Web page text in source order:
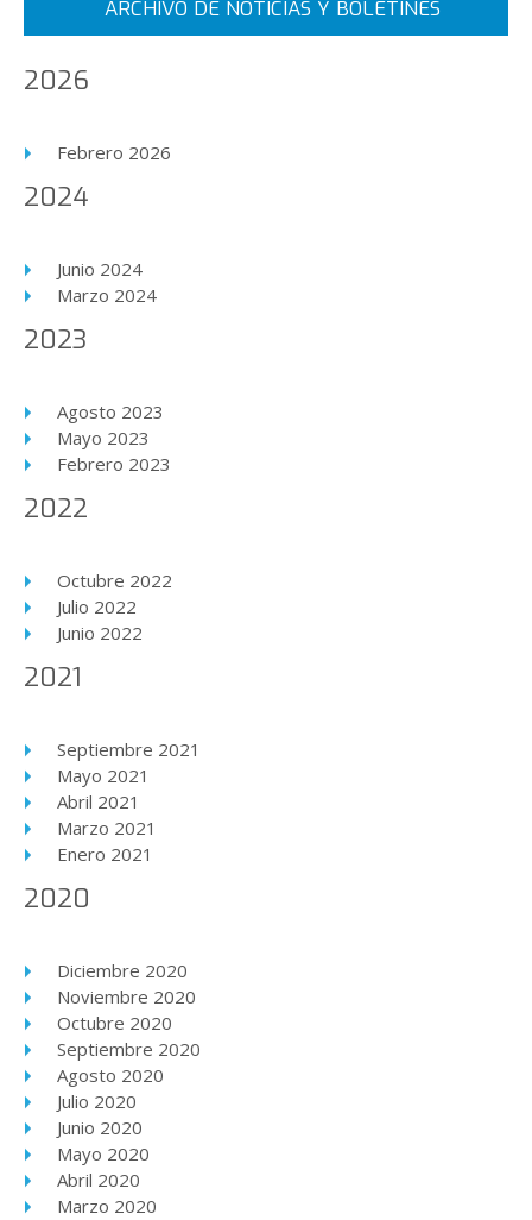
ARCHIVO DE NOTICIAS Y BOLETINES
2026
Febrero 2026
2024
Junio 2024
Marzo 2024
2023
Agosto 2023
Mayo 2023
Febrero 2023
2022
Octubre 2022
Julio 2022
Junio 2022
2021
Septiembre 2021
Mayo 2021
Abril 2021
Marzo 2021
Enero 2021
2020
Diciembre 2020
Noviembre 2020
Octubre 2020
Septiembre 2020
Agosto 2020
Julio 2020
Junio 2020
Mayo 2020
Abril 2020
Marzo 2020